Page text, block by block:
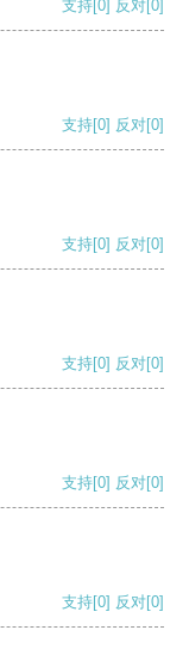
支持[0] 反对[0]
支持[0] 反对[0]
支持[0] 反对[0]
支持[0] 反对[0]
支持[0] 反对[0]
支持[0] 反对[0]